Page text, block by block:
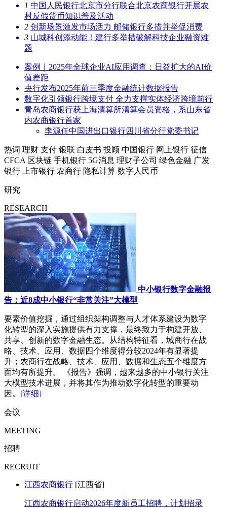
1 中国人民银行北京市分行联合北京农商银行开展农
村反假货币知识普及活动
2 创新场景激发市场活力 邮储银行多措并举促消费
3 山城科创添动能！建行多举措破解科技企业融资难
题
案例｜2025年全球企业AI应用调查：日益扩大的AI价
值差距
央行发布2025年前三季度金融统计数据报告
数字化引领银行跨境支付 全力支撑实体经济跨境前行
青岛农商银行获上海清算所清算会员资格，系山东省
内农商银行首家
李源任中国进出口银行四川省分行党委书记
热词 理财 支付 银联 白皮书 投顾 中国银行 网上银行 征信
CFCA 区块链 手机银行 5G消息 理财子公司 绿色金融 广发
银行
上市银行 农商行 隐私计算 数字人民币
研究
RESEARCH
中小银行数字金融报
告：近8成中小银行“非常关注”大模型
要素价值挖掘，通过组织架构调整与人才体系建设为数字
化转型的深入实施提供有力支撑，最终致力于构建开放、
共享、创新的数字金融生态。从结构特征看，城商行在战
略、技术、应用、数据四个维度得分较2024年有显著提
升；农商行在战略、技术、应用、数据和生态五个维度方
面均有所提升。 《报告》强调，越来越多的中小银行关注
大模型技术进展，并将其作为推动数字化转型的重要动
因。 [详细]
会议
MEETING
招聘
RECRUIT
江西农商银行 [江西省]
江西农商银行启动2026年度新员工招聘，计划招录